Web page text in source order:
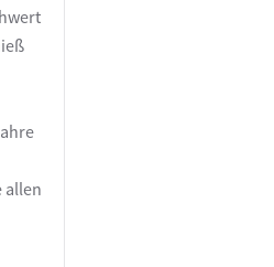
allen